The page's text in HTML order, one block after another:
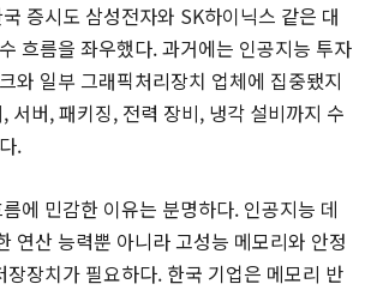
증시도 삼성전자와 SK하이닉스 같은 대
흐름을 좌우했다. 과거에는 인공지능 투자
와 일부 그래픽처리장치 업체에 집중됐지
서버, 패키징, 전력 장비, 냉각 설비까지 수
.
에 민감한 이유는 분명하다. 인공지능 데
연산 능력뿐 아니라 고성능 메모리와 안정
장장치가 필요하다. 한국 기업은 메모리 반